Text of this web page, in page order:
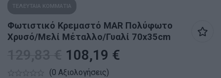
ΤΕΛΕΥΤΑΙΑ ΚΟΜΜΑΤΙΑ
Φωτιστικό Κρεμαστό MAR Πολύφωτο
Χρυσό/Μελί Μέταλλο/Γυαλί 70x35cm
108,19 €
(0 Αξιολογήσεις)